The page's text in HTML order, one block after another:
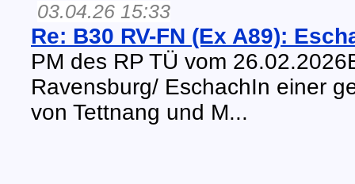
03.04.26 15:33
Re: B30 RV-FN (Ex A89):
PM des RP TÜ vom
Ravensburg/ EschachIn einer
von Tettnang und M...